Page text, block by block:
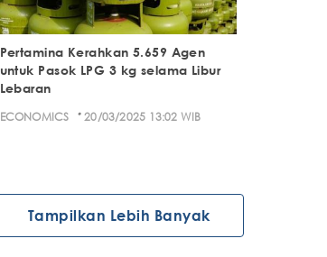
Pertamina Kerahkan 5.659 Agen
untuk Pasok LPG 3 kg selama Libur
Lebaran
ECONOMICS · 20/03/2025 13:02 WIB
Tampilkan Lebih Banyak